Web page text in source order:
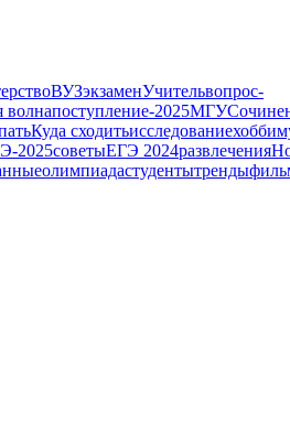
ВУЗэкзаменУчительвопрос-
волнапоступление-2025МГУ
Куда сходитьисследованиехобби
2025советыЕГЭ 2024развлечения
олимпиадастудентытренды